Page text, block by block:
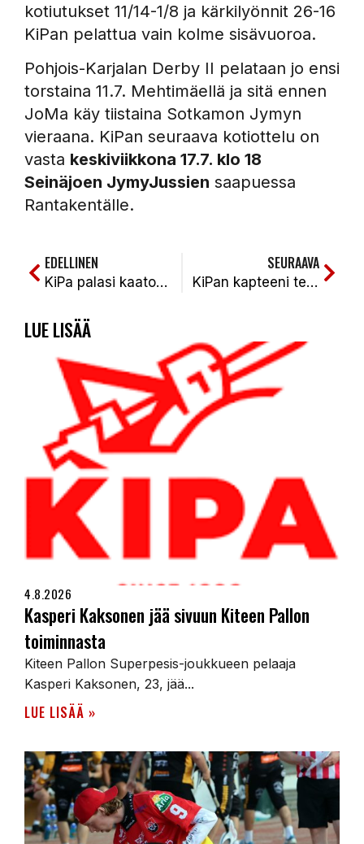
kotiutukset 11/14-1/8 ja kärkilyönnit 26-16
KiPan pelattua vain kolme sisävuoroa.
Pohjois-Karjalan Derby II pelataan jo ensi
torstaina 11.7. Mehtimäellä ja sitä ennen
JoMa käy tiistaina Sotkamon Jymyn
vieraana. KiPan seuraava kotiottelu on
vasta keskiviikkona 17.7. klo 18
Seinäjoen JymyJussien saapuessa
Rantakentälle.
EDELLINEN
KiPa palasi kaatosateen jälkeen kolmen pisteen voitolla pistekantaan Alajärvellä. AA-KiPa 0-2 (0-3, 1-2)
SEURAAVA
KiPan kapteeni teki mitä kapteenin pitääkin 2 palon tilanteessa tehdä: tasoitusjuoksu ja voittojuoksu! II Derby JoMa-KiPa 0-1 (4-4, 4-5)
LUE LISÄÄ
4.8.2026
Kasperi Kaksonen jää sivuun Kiteen Pallon
toiminnasta
Kiteen Pallon Superpesis-joukkueen pelaaja
Kasperi Kaksonen, 23, jää...
LUE LISÄÄ »